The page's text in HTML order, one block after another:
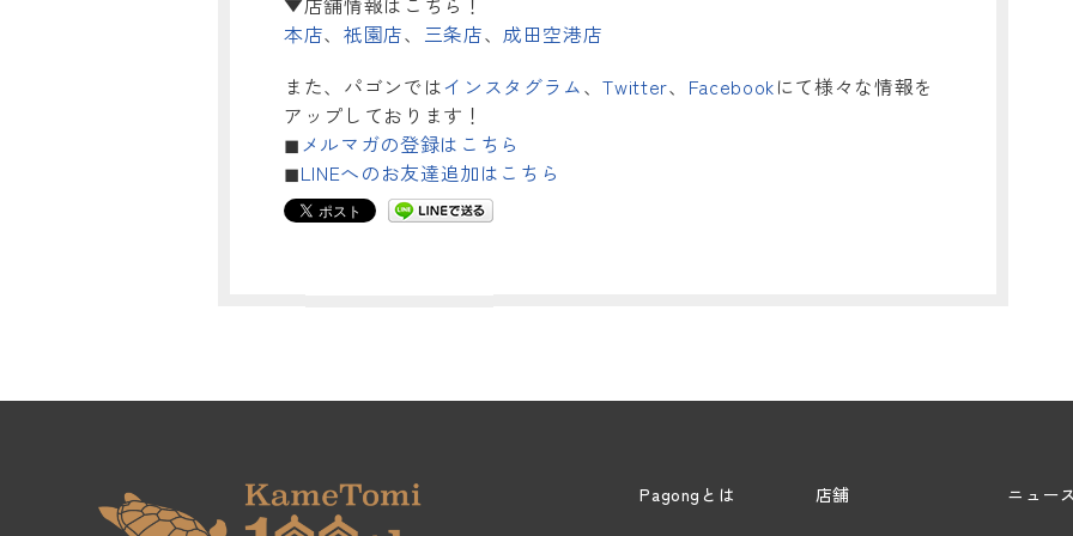
本店、 祇園店、 三条店、 成田空港店
また、パゴンではインスタグラム、Twitter、 Facebookにて様々な情報を
アップしております！
◼︎メルマガの登録はこちら
◼︎LINEへのお友達追加はこちら
Pagongとは 店舗 ニュース